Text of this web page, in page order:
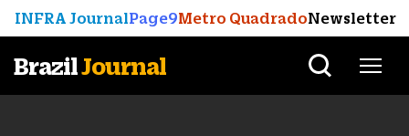
INFRA JournalPage9Metro QuadradoNewsletter
BrazilJournal